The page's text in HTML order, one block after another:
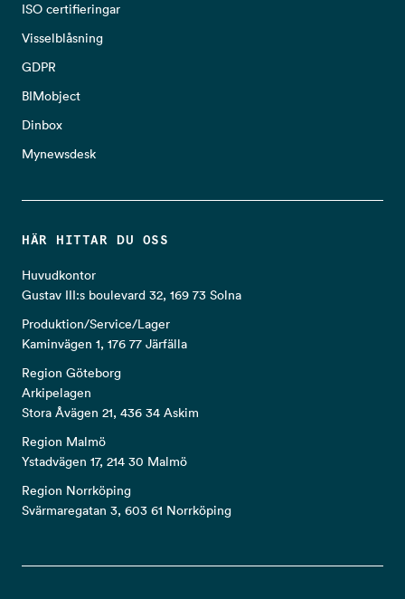
ISO certifieringar
Visselblåsning
GDPR
BIMobject
Dinbox
Mynewsdesk
HÄR HITTAR DU OSS
Huvudkontor
Gustav III:s boulevard 32, 169 73 Solna
Produktion/Service/Lager
Kaminvägen 1, 176 77 Järfälla
Region Göteborg
Arkipelagen
Stora Åvägen 21, 436 34 Askim
Region Malmö
Ystadvägen 17, 214 30 Malmö
Region Norrköping
Svärmaregatan 3, 603 61 Norrköping